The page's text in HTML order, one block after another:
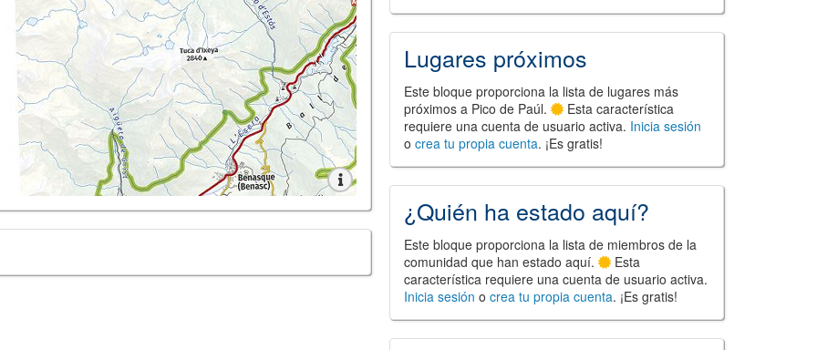
Lugares próximos
Este bloque proporciona la lista de lugares más
próximos a Pico de Paúl.
Esta característica
requiere una cuenta de usuario activa. Inicia sesión
ocrea tu propia cuenta. ¡Es gratis!
¿Quién ha estado aquí?
Este bloque proporciona la lista de miembros de la
comunidad que han estado aquí.
Esta
característica requiere una cuenta de usuario activa.
Inicia sesión ocrea tu propia cuenta. ¡Es gratis!